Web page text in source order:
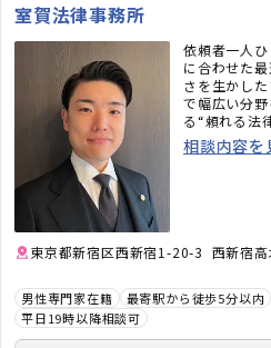
室賀法律事務所
依頼者一人
に合わせた
さを生かし
で幅広い分
る“頼れる法
相談内容を
東京都新宿区西新宿1-20-3 西新宿
男性専門家在籍 最寄駅から徒歩5分以内
平日19時以降相談可